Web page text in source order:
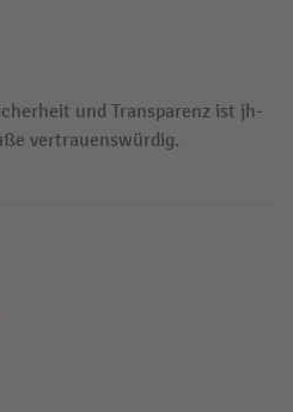
und Transparenz ist jh-
vertrauenswürdig.